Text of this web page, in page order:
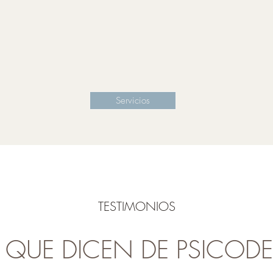
Servicios
TESTIMONIOS
DICEN DE